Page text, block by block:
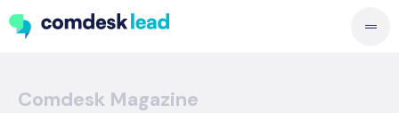
Comdesk Magazine